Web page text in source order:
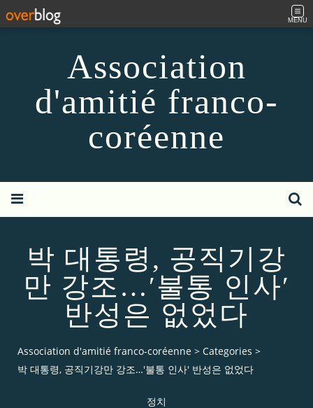
MENU
Association
d'amitié franco-
coréenne
박 대통령, 공직기강
만 강조…′불통 인사′
반성은 없었다
Association d'amitié franco-coréenne > Categories >
박 대통령, 공직기강만 강조…′불통 인사′ 반성은 없었다
정치